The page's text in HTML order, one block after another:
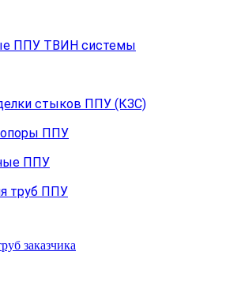
ППУ ТВИН системы
стыков ППУ (КЗС)
ППУ
ППУ
труб ППУ
заказчика